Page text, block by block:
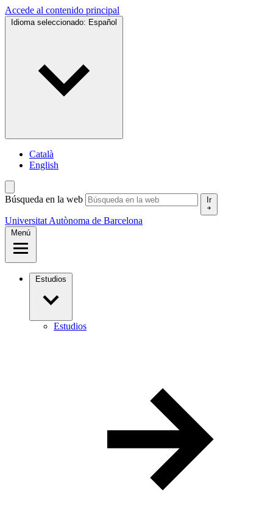
Accede al contenido principal
Idioma seleccionado: Español
Català
English
Búsqueda en la web Ir
Universitat Autònoma de Barcelona
Menú
Estudios
Estudios